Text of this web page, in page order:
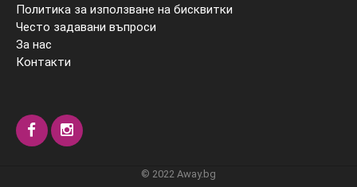
Политика за използване на бисквитки
Често задавани въпроси
За нас
Контакти
© 2022 Away.bg